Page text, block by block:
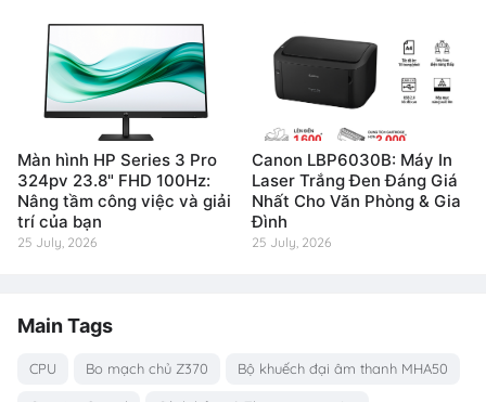
Màn hình HP Series 3 Pro
324pv 23.8" FHD 100Hz:
Nâng tầm công việc và giải
trí của bạn
25 July, 2026
Canon LBP6030B: Máy In
Laser Trắng Đen Đáng Giá
Nhất Cho Văn Phòng & Gia
Đình
25 July, 2026
Main Tags
CPU Bo mạch chủ Z370 Bộ khuếch đại âm thanh MHA50